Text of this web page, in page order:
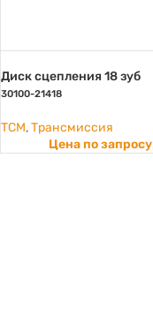
Диск сцепления 18 зуб
30100-21418
TCM,Трансмиссия
Цена по запросу